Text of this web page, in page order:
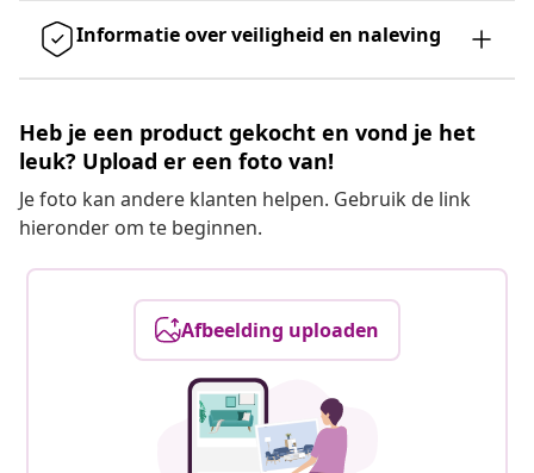
Informatie over veiligheid en naleving
Heb je een product gekocht en vond je het
leuk? Upload er een foto van!
Je foto kan andere klanten helpen. Gebruik de link
hieronder om te beginnen.
Afbeelding uploaden